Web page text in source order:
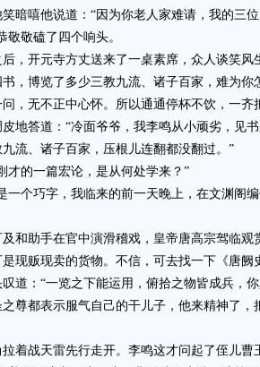
嘻他说道：“因为你老人家难请，我的三
敬磕了四个响头。
开元寺方丈送来了一桌素席，众人谈笑风
，博览了多少三教九流、诸子百家，难为
无不正中心怀。所以通通停杯不饮，一齐
答道：“冷面爷爷，我李鸣从小顽劣，见
流、诸子百家，压根儿连翻都没翻过。”
的一篇宏论，是从何处学来？”
个巧字，我临来的前一天晚上，在文渊阁
助手在官中演滑稽戏，皇帝唐高宗驾临观
现贩现卖的货物。不信，可去找一下《唐阙
：“一览之下能运用，俯拾之物皆成兵，你
都表示服气自己的干儿子，他来精神了，
战天雷先行走开。李鸣这才问起了侄儿曹